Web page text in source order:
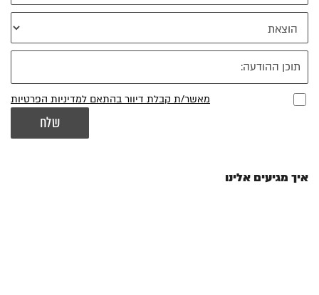
מאשר/ת קבלת דיוור בהתאם למדיניות הפרטיות
איך מגיעים אלינו